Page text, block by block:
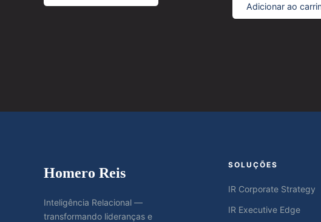
Adicionar ao
Homero Reis
Inteligência Relacional —
transformando lideranças e
SOLUÇÕES
IR Corporate Strategy
IR Executive Edge